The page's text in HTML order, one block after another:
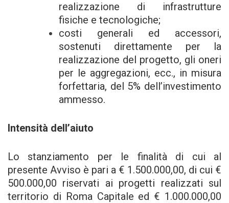
realizzazione di infrastrutture
fisiche e tecnologiche;
costi generali ed accessori,
sostenuti direttamente per la
realizzazione del progetto, gli oneri
per le aggregazioni, ecc., in misura
forfettaria, del 5% dell’investimento
ammesso.
Intensità dell’aiuto
Lo stanziamento per le finalità di cui al
presente Avviso è pari a € 1.500.000,00, di cui €
500.000,00 riservati ai progetti realizzati sul
territorio di Roma Capitale ed € 1.000.000,00